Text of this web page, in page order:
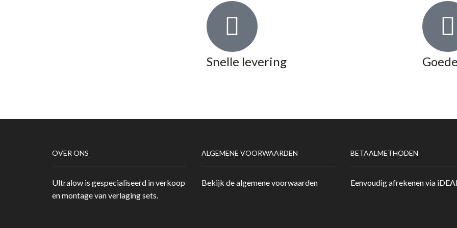
Snelle levering
OVER ONS
Ultralow is gespecialiseerd in verkoop
en montage van verlaging sets.
ALGEMENE VOORWAARDEN
Bekijk de algemene voorwaarden
BETAALMETHODEN
Eenvoudig afrekenen via